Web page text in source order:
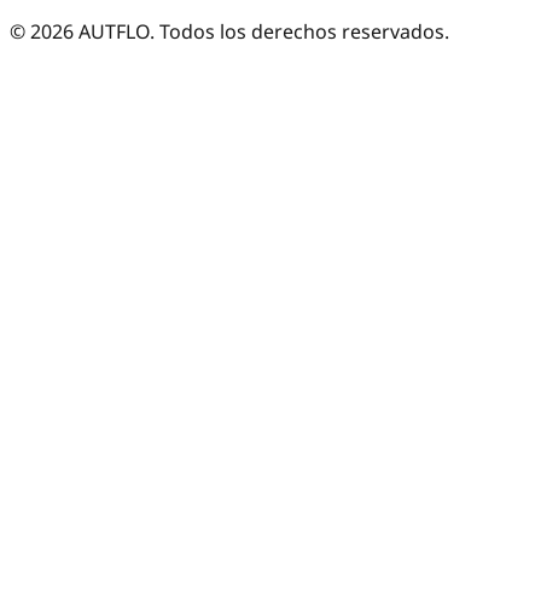
©2026AUTFLO. Todos los derechos reservados.